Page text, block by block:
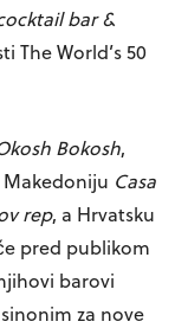
bar &
The World’s 50
Bokosh,
Casa
rep, a Hrvatsku
pred publikom
barovi
za nove